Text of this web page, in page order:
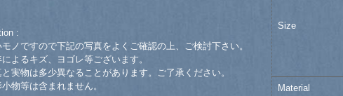
:
ノですので下記の写真をよくご確認の上、ご検討下さい。
よるキズ、ヨゴレ等ございます。
実物は多少異なることがあります。ご了承ください。
物等は含まれません。
Size
Material